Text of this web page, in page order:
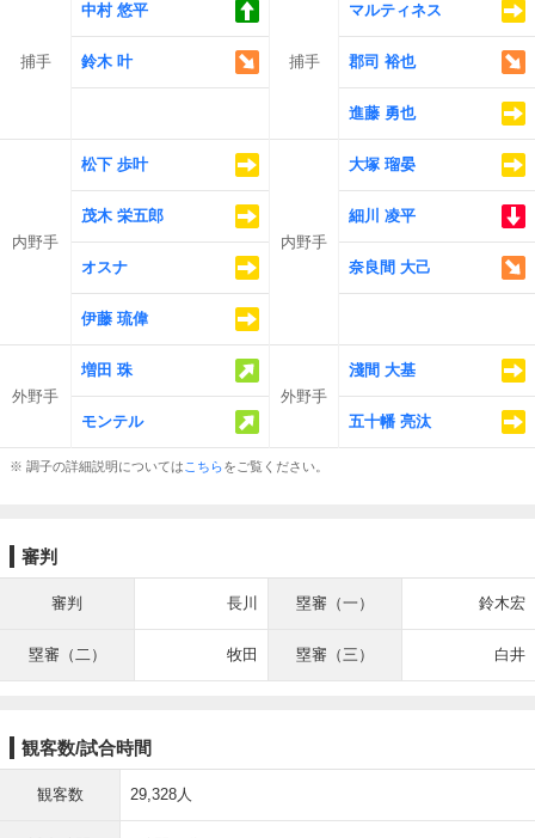
捕手
中村 悠平
捕手
マルティネス
鈴木 叶 郡司 裕也
進藤 勇也
内野手
松下 歩叶
内野手
大塚 瑠晏
茂木 栄五郎 細川 凌平
オスナ 奈良間 大己
伊藤 琉偉
外野手
増田 珠
外野手
淺間 大基
モンテル 五十幡 亮汰
※ 調子の詳細説明については こちらをご覧ください。
審判
審判 長川 塁審（一） 鈴木宏
塁審（二） 牧田 塁審（三） 白井
観客数/試合時間
観客数 29,328人